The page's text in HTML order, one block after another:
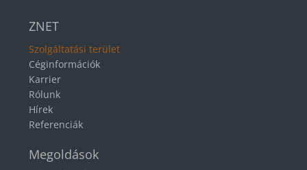
ZNET
Szolgáltatási terület
Céginformációk
Karrier
Rólunk
Hírek
Referenciák
Megoldások